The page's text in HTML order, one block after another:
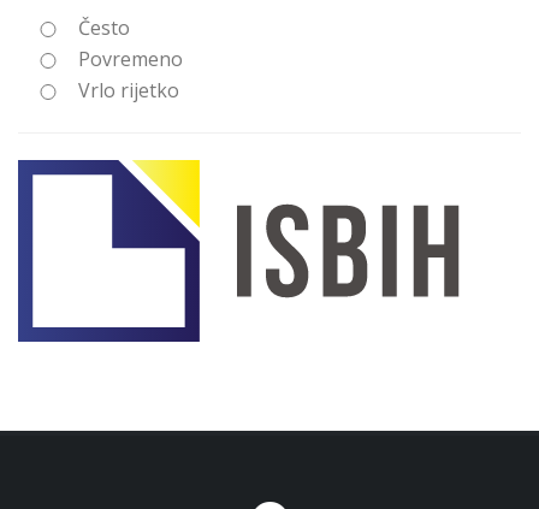
Često
Povremeno
Vrlo rijetko